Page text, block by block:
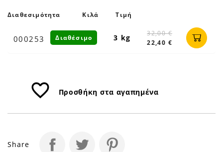
|
Petfan
Διαθεσιμότητα Κιλά Τιμή
000253 3 kg
32,00 €
22,40 €
Διαθέσιμο
favorite_border Προσθήκη στα αγαπημένα
Share